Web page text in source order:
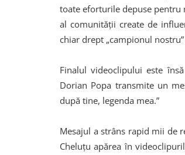
toate eforturile depuse pentru
al comunității create de
chiar drept „campionul
Finalul videoclipului este
Dorian Popa transmite un
după tine, legenda mea.”
Mesajul a strâns rapid mii de
Cheluțu apărea în